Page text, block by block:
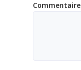
Commentaire